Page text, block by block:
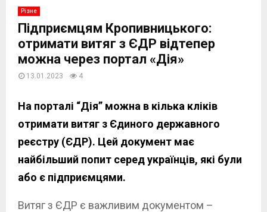
Різне
Підприємцям Кропивницького:
отримати витяг з ЄДР відтепер
можна через портал «Дія»
13.01.2023 4
На порталі “Дія” можна в кілька кліків
отримати витяг з Єдиного державного
реєстру (ЄДР). Цей документ має
найбільший попит серед українців, які були
або є підприємцями.
Витяг з ЄДР є важливим документом –